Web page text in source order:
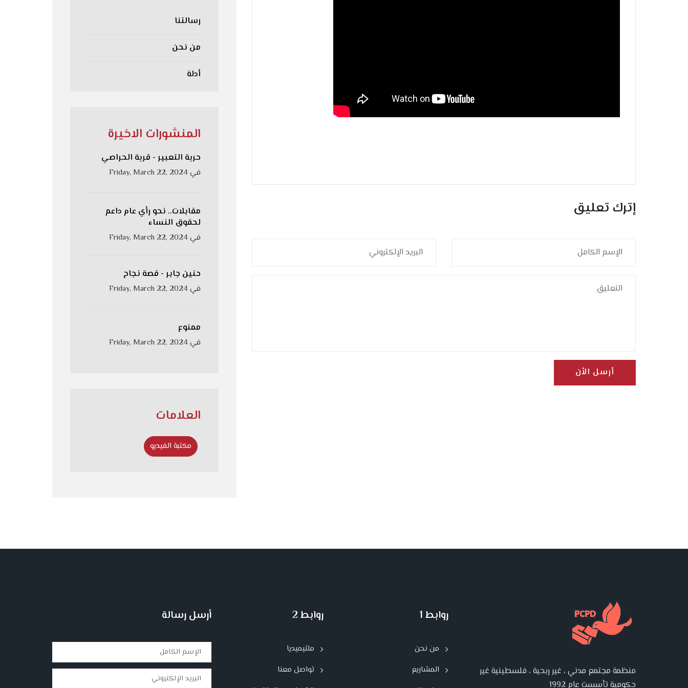
إترك تعليق
أرسل الأن
رسالتنا
من نحن
أدلة
المنشورات الاخيرة
حرية التعبير - قرية الحراصي
فيFriday, March 22, 2024
مقابلات.. نحو رأي عام داعم
لحقوق النساء
فيFriday, March 22, 2024
حنين جابر - قصة نجاح
فيFriday, March 22, 2024
ممنوع
فيFriday, March 22, 2024
العلامات
مكتبة الفيديو
منظمة مجتمع مدني ، غير ربحية ، فلسطينية غير
حكومية تأسست عام 1992
روابط 1
من نحن
المشاريع
روابط 2
ملتيميديا
تواصل معنا
أرسل رسالة